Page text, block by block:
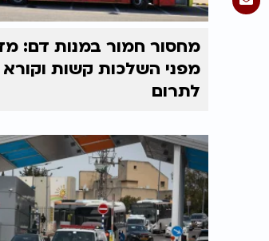
מחסור חמור במנות דם:
מפני השלכות קשות וקורא
לתרום